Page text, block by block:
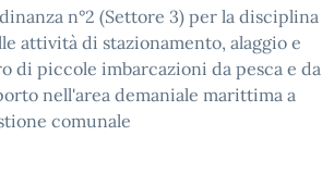
n°2 (Settore 3) per la disciplina
attività di stazionamento, alaggio e
di piccole imbarcazioni da pesca e da
nell'area demaniale marittima a
comunale